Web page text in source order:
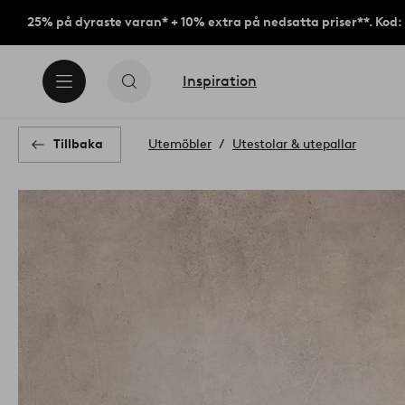
25% på dyraste varan* + 10% extra på nedsatta priser**. Kod:
Inspiration
Tillbaka Utemöbler Utestolar & utepallar